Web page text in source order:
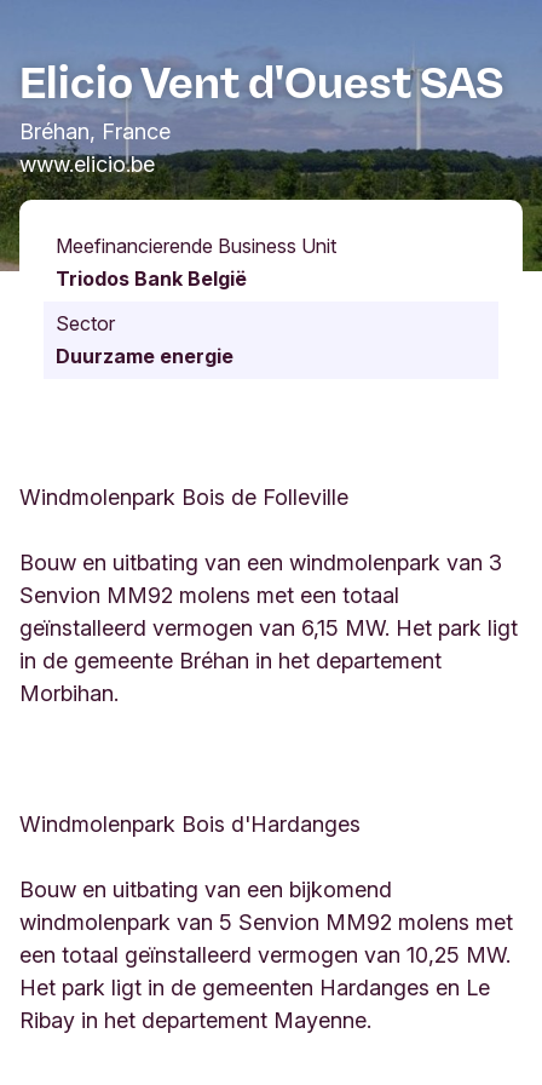
Elicio Vent d'Ouest SAS
Bréhan, France
www.elicio.be
Meefinancierende Business Unit
Triodos Bank België
Sector
Duurzame energie
Windmolenpark Bois de Folleville
Bouw en uitbating van een windmolenpark van 3
Senvion MM92 molens met een totaal
geïnstalleerd vermogen van 6,15 MW. Het park ligt
in de gemeente Bréhan in het departement
Morbihan.
Windmolenpark Bois d'Hardanges
Bouw en uitbating van een bijkomend
windmolenpark van 5 Senvion MM92 molens met
een totaal geïnstalleerd vermogen van 10,25 MW.
Het park ligt in de gemeenten Hardanges en Le
Ribay in het departement Mayenne.